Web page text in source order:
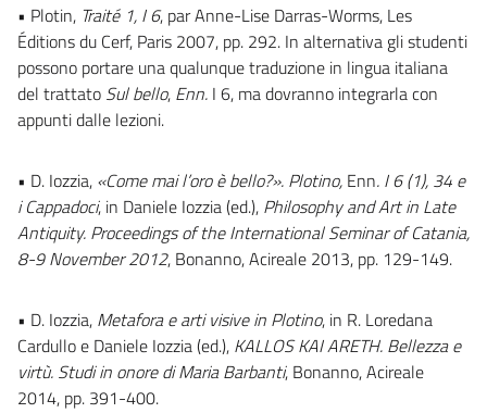
• Plotin, Traité 1, I 6, par Anne-Lise Darras-Worms, Les
Éditions du Cerf, Paris 2007, pp. 292. In alternativa gli studenti
possono portare una qualunque traduzione in lingua italiana
del trattato Sul bello, Enn. I 6, ma dovranno integrarla con
appunti dalle lezioni.
• D. Iozzia, «Come mai l’oro è bello?». Plotino, Enn. I 6 (1), 34 e
i Cappadoci, in Daniele Iozzia (ed.), Philosophy and Art in Late
Antiquity. Proceedings of the International Seminar of Catania,
8-9 November 2012, Bonanno, Acireale 2013, pp. 129-149.
• D. Iozzia, Metafora e arti visive in Plotino, in R. Loredana
Cardullo e Daniele Iozzia (ed.), KALLOS KAI ARETH. Bellezza e
virtù. Studi in onore di Maria Barbanti, Bonanno, Acireale
2014, pp. 391-400.